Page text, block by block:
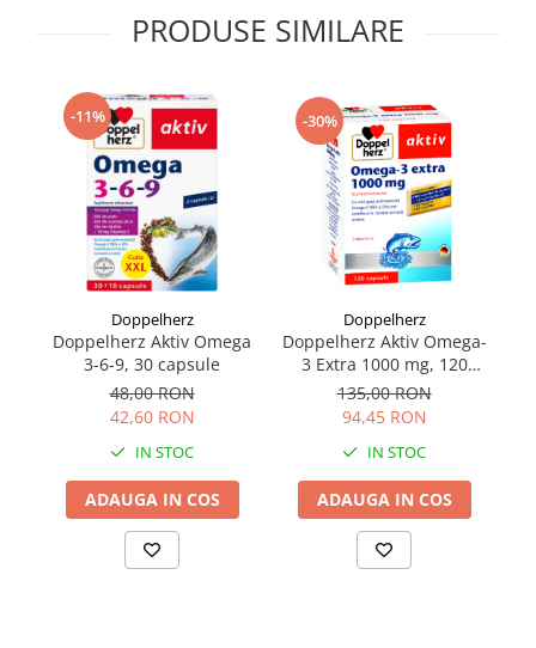
Vitamine si mineralePRODUSE SIMILARE
-11%
Doppelherz
Doppelherz Aktiv Omega
3-6-9, 30 capsule
48,00 RON
42,60 RON
IN STOC
ADAUGA IN COS
-30%
Doppelherz
Doppelherz Aktiv Omega-
3 Extra 1000 mg, 120
capsule
135,00 RON
94,45 RON
IN STOC
ADAUGA IN COS